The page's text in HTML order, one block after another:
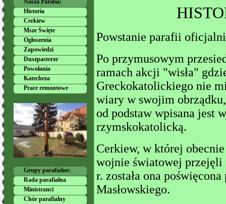
Nasza Parafia:
Historia
Cerkiew
Msze Święte
Ogłoszenia
Zapowiedzi
Duszpasterze
Powołania
Katecheza
Prace remontowe
Grupy parafialne:
Rada parafialna
Ministranci
Chór parafialny
Powstanie parafii
Po przymusowym
ramach akcji "wisła"
Greckokatolickiego nie
wiary w swojim
od podstaw wpisana jest
rzymskokatolicką.
Cerkiew, w której
wojnie światowej
r. została ona
Masłowskiego.